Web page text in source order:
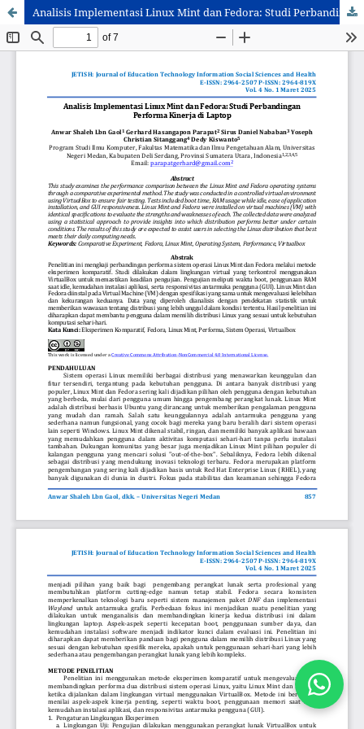
Analisis Implementasi Linux Mint dan Fedora: Studi Perbandingan Performa Kinerja di Laptop